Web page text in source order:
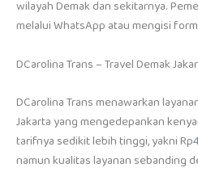
wilayah Demak dan sekitarnya.
melalui WhatsApp atau mengisi
DCarolina Trans – Travel Demak
DCarolina Trans menawarkan
Jakarta yang mengedepankan
tarifnya sedikit lebih tinggi, yakni
namun kualitas layanan sebanding